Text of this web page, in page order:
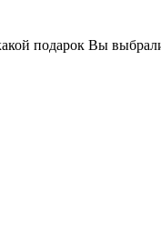
подарок Вы